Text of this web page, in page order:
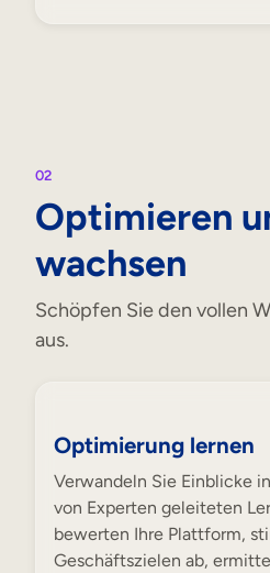
02
Optimieren
wachsen
Schöpfen Sie den vollen
aus.
Optimierung lernen
Verwandeln Sie Einblicke
von Experten geleiteten
bewerten Ihre Plattform,
Geschäftszielen ab,